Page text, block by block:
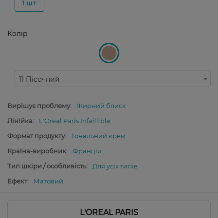
1 шт
Колір
11 Пісочний
Вирішує проблему:
Жирний блиск
Лінійка:
L'Oreal Paris Infaillible
Формат продукту:
Тональний крем
Країна-виробник:
Франція
Тип шкіри / особливість:
Для усіх типів
Ефект:
Матовий
L'OREAL PARIS